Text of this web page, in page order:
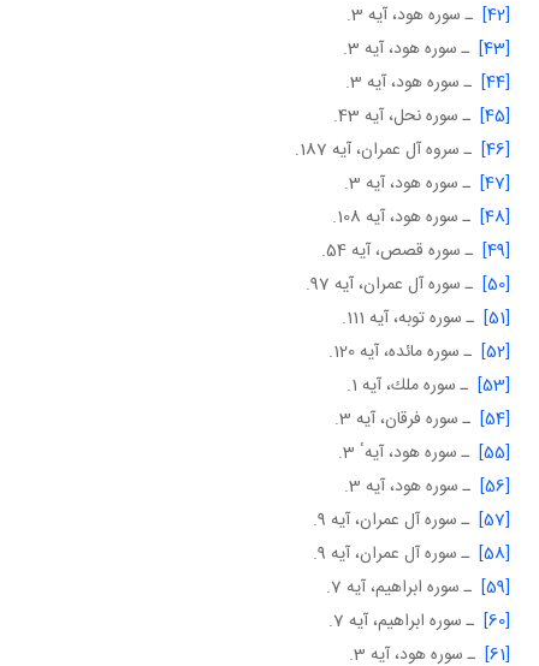
[42]
ـ سوره هود، آيه 3.
[43]
ـ سوره هود، آيه 3.
[44]
ـ سوره هود، آيه 3.
[45]
ـ سوره نحل، آيه 43.
[46]
ـ سروه آل عمران، آيه 187.
[47]
ـ سوره هود، آيه 3.
[48]
ـ سوره هود، آيه 108.
[49]
ـ سوره قصص، آيه 54.
[50]
ـ سوره آل عمران، آيه 97.
[51]
ـ سوره توبه، آيه 111.
[52]
ـ سوره مائده، آيه 120.
[53]
ـ سوره ملك، آيه 1.
[54]
ـ سوره فرقان، آيه 3.
[55]
ـ سوره هود، آيهٴ 3.
[56]
ـ سوره هود، آيه 3.
[57]
ـ سوره آل عمران، آيه 9.
[58]
ـ سوره آل عمران، آيه 9.
[59]
ـ سوره ابراهيم، آيه 7.
[60]
ـ سوره ابراهيم، آيه 7.
[61]
ـ سوره هود، آيه 3.